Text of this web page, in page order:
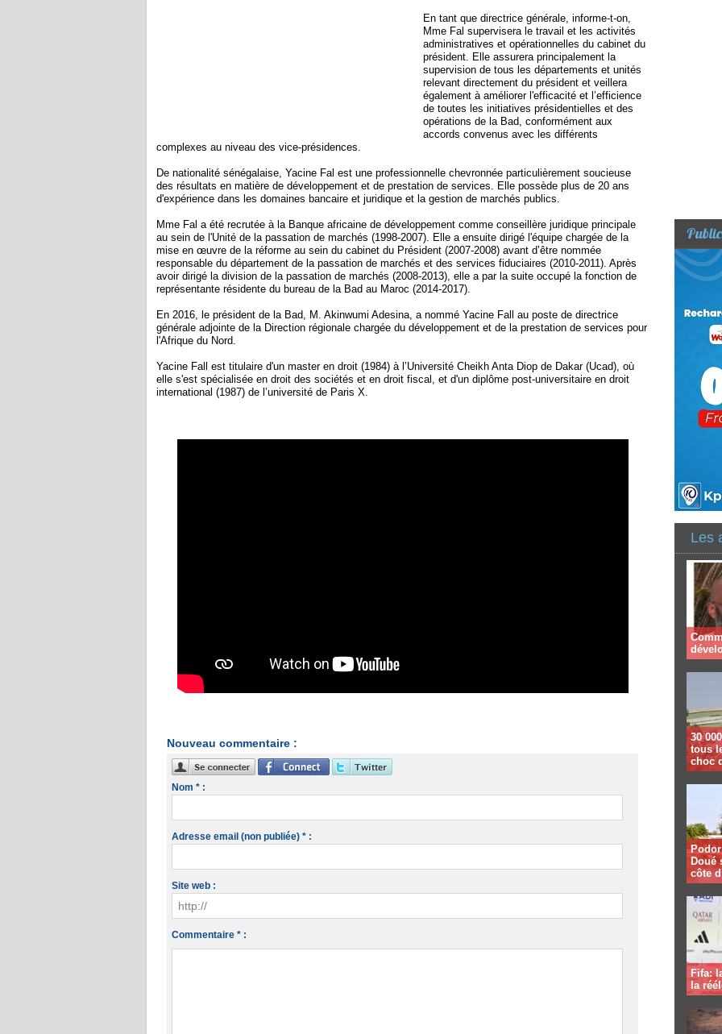
En tant que directrice générale, informe-t-on,
Mme Fal supervisera le travail et les activités
administratives et opérationnelles du cabinet du
président. Elle assurera principalement la
supervision de tous les départements et unités
relevant directement du président et veillera
également à améliorer l'efficacité et l’efficience
de toutes les initiatives présidentielles et des
opérations de la Bad, conformément aux
accords convenus avec les différents
complexes au niveau des vice-présidences.
De nationalité sénégalaise, Yacine Fal est une professionnelle chevronnée particulièrement soucieuse
des résultats en matière de développement et de prestation de services. Elle possède plus de 20 ans
d'expérience dans les domaines bancaire et juridique et la gestion de marchés publics.
Mme Fal a été recrutée à la Banque africaine de développement comme conseillère juridique principale
au sein de l'Unité de la passation de marchés (1998-2007). Elle a ensuite dirigé l'équipe chargée de la
mise en œuvre de la réforme au sein du cabinet du Président (2007-2008) avant d’être nommée
responsable du département de la passation de marchés et des services fiduciaires (2010-2011). Après
avoir dirigé la division de la passation de marchés (2008-2013), elle a par la suite occupé la fonction de
représentante résidente du bureau de la Bad au Maroc (2014-2017).
En 2016, le président de la Bad, M. Akinwumi Adesina, a nommé Yacine Fall au poste de directrice
générale adjointe de la Direction régionale chargée du développement et de la prestation de services pour
l'Afrique du Nord.
Yacine Fall est titulaire d'un master en droit (1984) à l’Université Cheikh Anta Diop de Dakar (Ucad), où
elle s'est spécialisée en droit des sociétés et en droit fiscal, et d'un diplôme post-universitaire en droit
international (1987) de l’université de Paris X.
Nouveau commentaire :
Nom * :
Adresse email (non publiée) * :
Site web :
Commentaire * :
Les
30
tous
choc
Doué
côte
Fifa:
la